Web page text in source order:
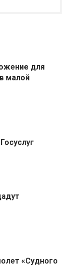
для
малой
«Судного